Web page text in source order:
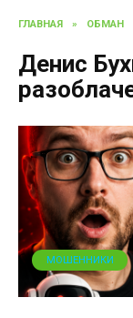
ГЛАВНАЯ » ОБМАН
Денис
МОШЕННИКИ